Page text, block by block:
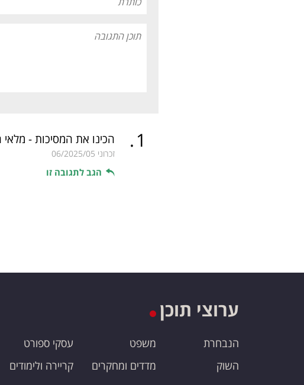
1
. הכינו את המסיכות - מלאי
זכרוני 06/2025/05
הגב לתגובה זו
ערוצי תוכן
הנבחרת
השוק
משפט
מדדים ומחקרים
עסקי ספורט
קריירה ולימודים